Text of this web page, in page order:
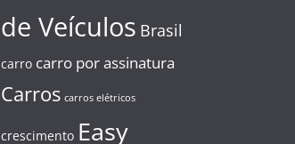
de Veículos Brasil
carro carro por assinatura
Carros carros elétricos
crescimento Easy